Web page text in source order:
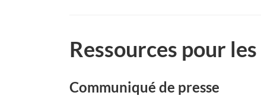
Ressources pour
Communiqué de presse